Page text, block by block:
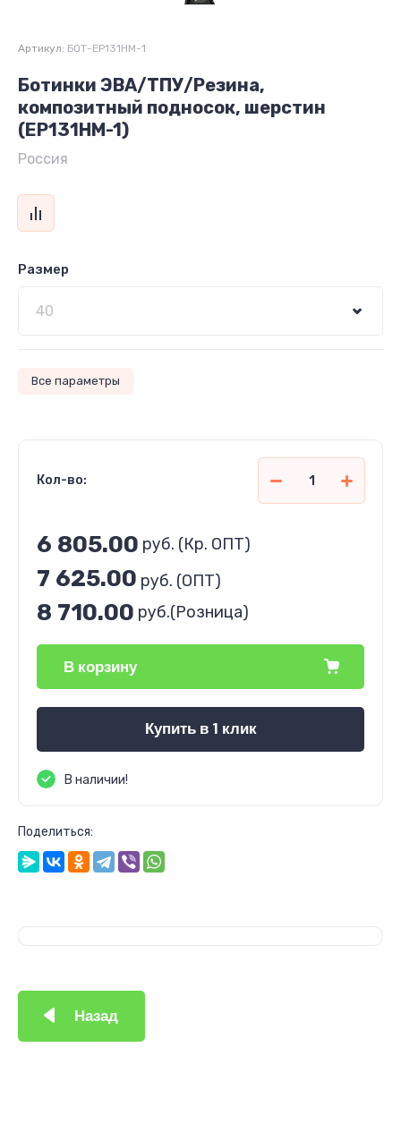
Артикул: БОТ-EP131HM-1
Ботинки ЭВА/ТПУ/Резина,
композитный подносок, шерстин
(EP131HM-1)
Россия
Размер
Все параметры
Кол-во:
6 805.00 руб. (Кр. ОПТ)
7 625.00 руб. (ОПТ)
8 710.00 руб.(Розница)
В корзину
Купить в 1 клик
В наличии!
Поделиться:
Назад